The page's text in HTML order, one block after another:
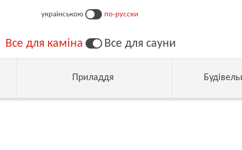
українською по-русски
Все для каміна Все для сауни
Приладдя